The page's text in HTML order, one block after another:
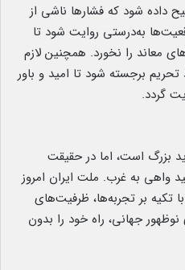
داده شود که فشارها ناشی از
به‌درستی روایت شود تا
معاند را نخورد. همچنین لازم
برجسته شود تا امید و باور
گردد.
بزرگ است، اما در حقیقت
واهی به غرب. ملت ایران امروز
تکیه بر تجربه‌ها، ظرفیت‌های
جهانی، راه خود را بدون